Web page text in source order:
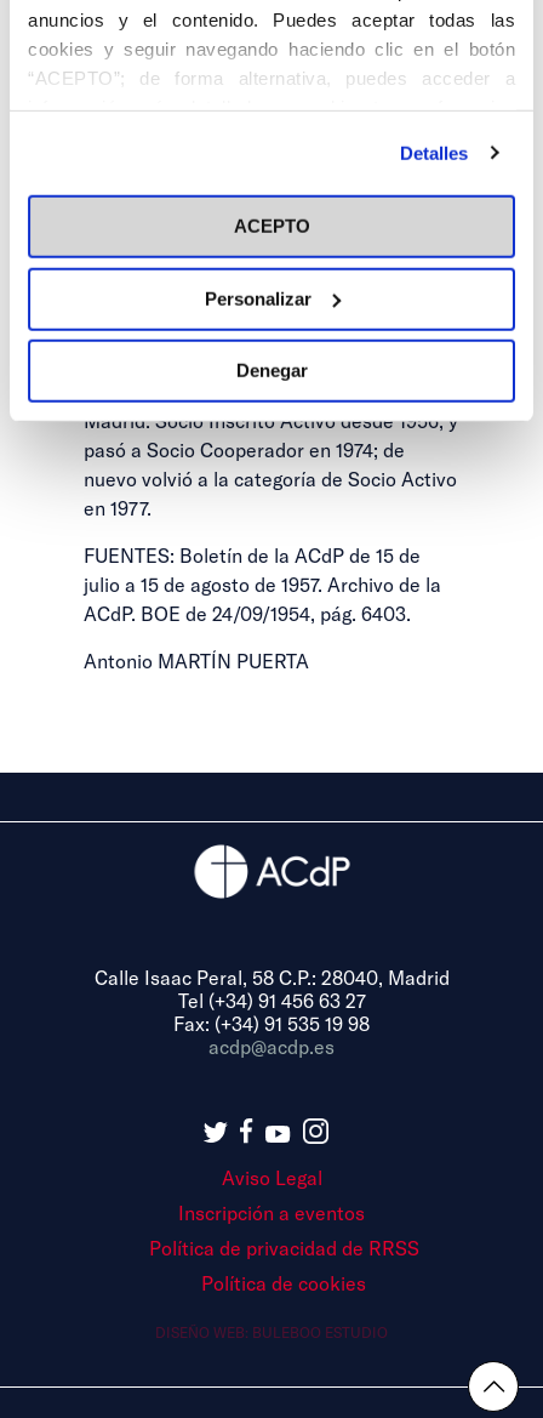
anuncios y el contenido. Puedes aceptar todas las
cookies y seguir navegando haciendo clic en el botón
“ACEPTO”; de forma alternativa, puedes acceder a
información más detallada y cambiar tus preferencias
en el botón "Personalizar". Para más información puedes
visitar nuestra Política de Cookies
Detalles
ACEPTO
Personalizar
Denegar
MARTÍNEZ MOSCARDÓ, Francisco.
Orihuela, 1925 – Madrid, 10.III.1998.
Secretario de Sala del Tribunal Supremo.
Licenciado en Derecho y Secretario de
Ejecutorias de la Comisión de
Responsabilidades Políticas, siendo
ulteriormente Secretario de Sala del
Tribunal Supremo. Fue durante varios
cursos Secretario del Colegio Mayor de
San Pablo.
Madrid. Socio Inscrito Activo desde 1956, y
pasó a Socio Cooperador en 1974; de
nuevo volvió a la categoría de Socio Activo
en 1977.
FUENTES: Boletín de la ACdP de 15 de
julio a 15 de agosto de 1957. Archivo de la
ACdP. BOE de 24/09/1954, pág. 6403.
Antonio MARTÍN PUERTA
Calle Isaac Peral, 58 C.P.: 28040, Madrid
Tel (+34) 91 456 63 27
Fax: (+34) 91 535 19 98
acdp@acdp.es
Aviso Legal
Inscripción a eventos
Política de privacidad de RRSS
Política de cookies
DISEÑO WEB: BULEBOO ESTUDIO